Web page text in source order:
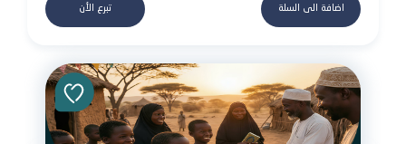
اضافة الى السلة تبرع الأن